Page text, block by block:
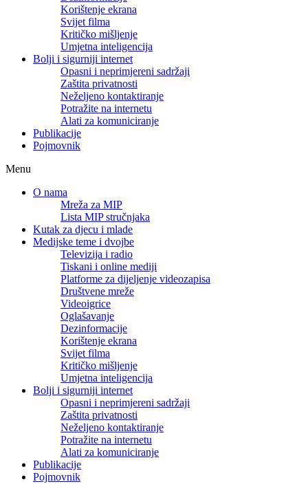
Korištenje ekrana
Svijet filma
Kritičko mišljenje
Umjetna inteligencija
Bolji i sigurniji internet
Opasni i neprimjereni sadržaji
Zaštita privatnosti
Neželjeno kontaktiranje
Potražite na internetu
Alati za komuniciranje
Publikacije
Pojmovnik
Menu
O nama
Mreža za MIP
Lista MIP stručnjaka
Kutak za djecu i mlade
Medijske teme i dvojbe
Televizija i radio
Tiskani i online mediji
Platforme za dijeljenje videozapisa
Društvene mreže
Videoigrice
Oglašavanje
Dezinformacije
Korištenje ekrana
Svijet filma
Kritičko mišljenje
Umjetna inteligencija
Bolji i sigurniji internet
Opasni i neprimjereni sadržaji
Zaštita privatnosti
Neželjeno kontaktiranje
Potražite na internetu
Alati za komuniciranje
Publikacije
Pojmovnik